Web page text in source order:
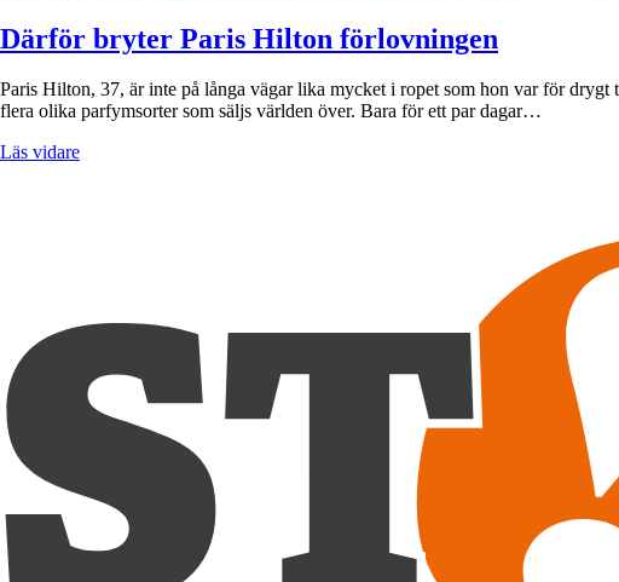
Därför bryter Paris Hilton förlovningen
Paris Hilton, 37, är inte på långa vägar lika mycket i ropet som hon var för
flera olika parfymsorter som säljs världen över. Bara för ett par dagar…
Läs vidare